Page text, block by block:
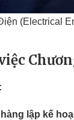
(Electrical
lập kế